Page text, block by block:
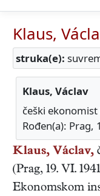
Klaus,
struka(e):
Klaus, Václav
češki
Rođen(a): Prag,
Klaus, Václav,
(Prag, 19. VI. 1941
Ekonomskom